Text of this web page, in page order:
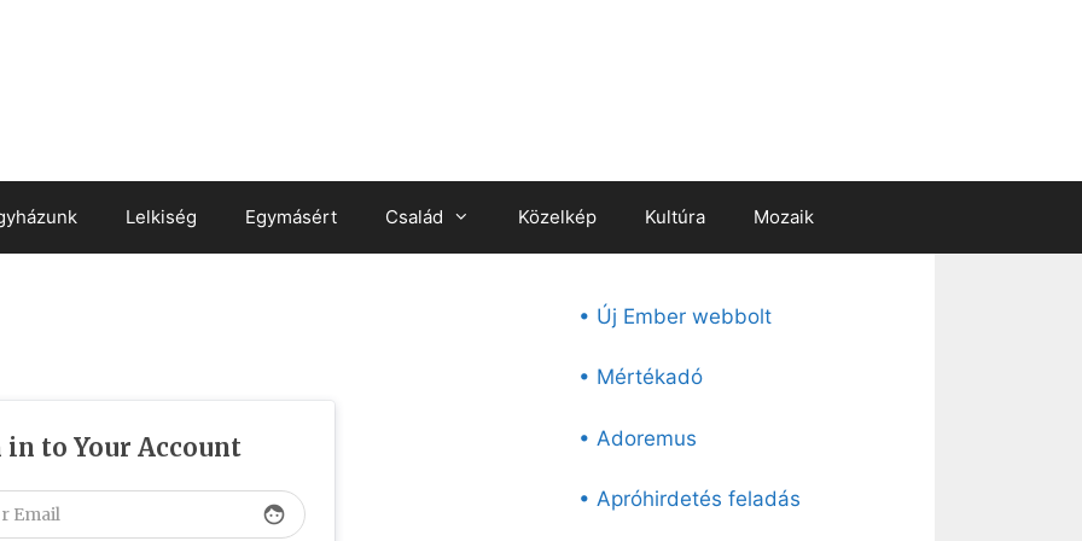
Lelkiség Egymásért Család Közelkép Kultúra Mozaik
in to Your Account
face
• Új Ember webbolt
• Mértékadó
• Adoremus
• Apróhirdetés feladás